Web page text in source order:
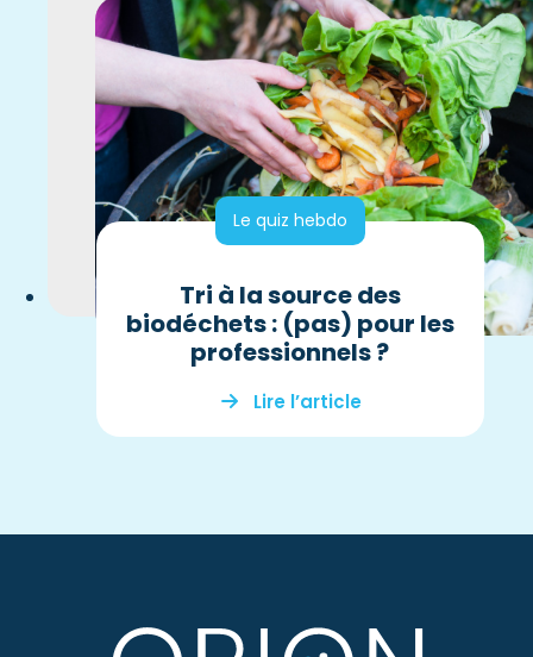
Le quiz hebdo
Tri à la source des
biodéchets : (pas) pour les
professionnels ?
Lire l’article